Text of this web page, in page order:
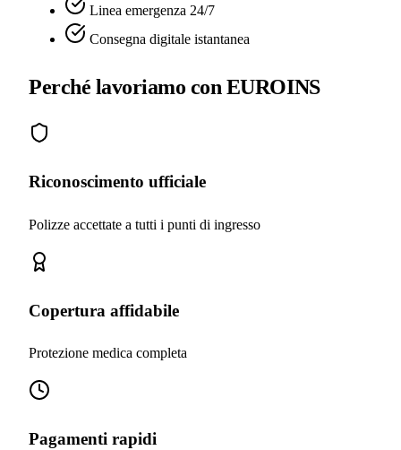
Linea emergenza 24/7
Consegna digitale istantanea
Perché lavoriamo con EUROINS
Riconoscimento ufficiale
Polizze accettate a tutti i punti di ingresso
Copertura affidabile
Protezione medica completa
Pagamenti rapidi